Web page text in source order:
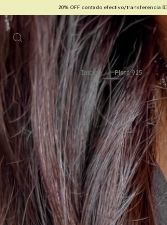
Hasta 6 CUOTAS SIN INTERÉS con tarjetas de crédito 💳
Inicio Plata 925